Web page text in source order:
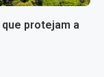
protejam a